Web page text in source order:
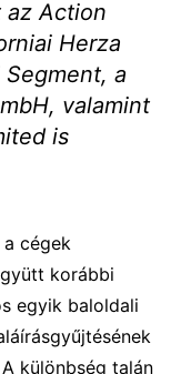
az Action
Herza
a
valamint
is
cégek
korábbi
egyik baloldali
különbség talán